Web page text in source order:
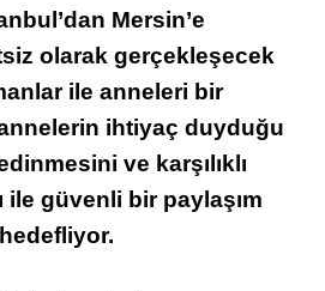
Mersin’e
olarak gerçekleşecek
ile anneleri bir
ihtiyaç duyduğu
ve karşılıklı
ile güvenli bir paylaşım